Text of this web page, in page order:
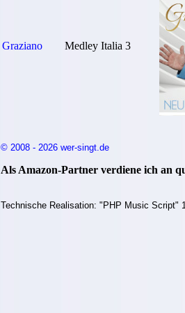
Graziano Medley Italia 3
© 2008 - 2026 wer-singt.de
Als Amazon-Partner verdiene ich an
Technische Realisation: "PHP Music Script"